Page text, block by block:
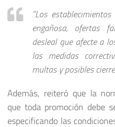
“Los
engañosa, ofertas
desleal que afecte a
las medidas
multas y posibles
Además, reiteró que la
que toda promoción debe
especificando las